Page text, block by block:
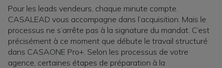
Pour les leads vendeurs, chaque minute compte.
CASALEAD vous accompagne dans l’acquisition. Mais le
processus ne s’arrête pas à la signature du mandat. C’est
précisément à ce moment que débute le travail structuré
dans CASAONE Pro+. Selon les processus de votre
agence, certaines étapes de préparation à la